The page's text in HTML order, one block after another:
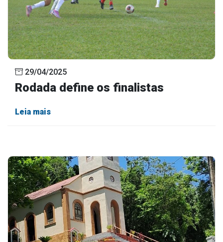
29/04/2025
Rodada define os finalistas
Leia mais